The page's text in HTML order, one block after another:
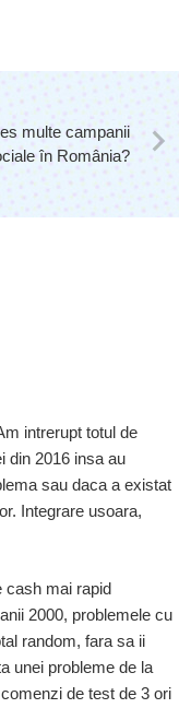
multe campanii
în România?
intrerupt totul de
din 2016 insa au
sau daca a existat
Integrare usoara,
cash mai rapid
2000, problemele cu
random, fara sa ii
unei probleme de la
de test de 3 ori